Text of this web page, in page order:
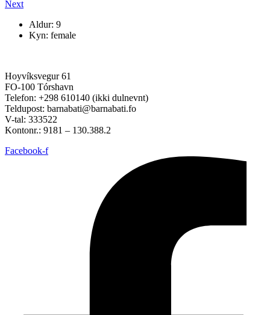
Next
Aldur: 9
Kyn: female
Hoyvíksvegur 61
FO-100 Tórshavn
Telefon: +298 610140 (ikki dulnevnt)
Teldupost: barnabati@barnabati.fo
V-tal: 333522
Kontonr.: 9181 – 130.388.2
Facebook-f